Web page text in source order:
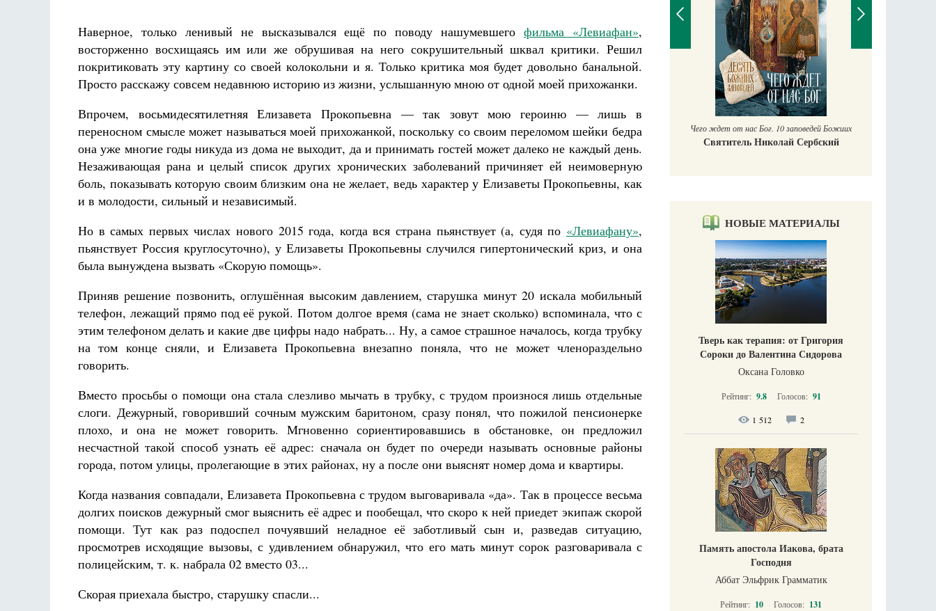
Наверное, только ленивый не высказывался ещё по поводу нашумевшегофильма «Левиафан»,
восторженно восхищаясь им или же обрушивая на него сокрушительный шквал критики. Решил
покритиковать эту картину со своей колокольни и я. Только критика моя будет довольно банальной.
Просто расскажу совсем недавнюю историю из жизни, услышанную мною от одной моей прихожанки.
Впрочем, восьмидесятилетняя Елизавета Прокопьевна — так зовут мою героиню — лишь в
переносном смысле может называться моей прихожанкой, поскольку со своим переломом шейки бедра
она уже многие годы никуда из дома не выходит, да и принимать гостей может далеко не каждый день.
Незаживающая рана и целый список других хронических заболеваний причиняет ей неимоверную
боль, показывать которую своим близким она не желает, ведь характер у Елизаветы Прокопьевны, как
и в молодости, сильный и независимый.
Но в самых первых числах нового 2015 года, когда вся страна пьянствует (а, судя по «Левиафану»,
пьянствует Россия круглосуточно), у Елизаветы Прокопьевны случился гипертонический криз, и она
была вынуждена вызвать «Скорую помощь».
Приняв решение позвонить, оглушённая высоким давлением, старушка минут 20 искала мобильный
телефон, лежащий прямо под её рукой. Потом долгое время (сама не знает сколько) вспоминала, что с
этим телефоном делать и какие две цифры надо набрать... Ну, а самое страшное началось, когда трубку
на том конце сняли, и Елизавета Прокопьевна внезапно поняла, что не может членораздельно
говорить.
Вместо просьбы о помощи она стала слезливо мычать в трубку, с трудом произнося лишь отдельные
слоги. Дежурный, говоривший сочным мужским баритоном, сразу понял, что пожилой пенсионерке
плохо, и она не может говорить. Мгновенно сориентировавшись в обстановке, он предложил
несчастной такой способ узнать её адрес: сначала он будет по очереди называть основные районы
города, потом улицы, пролегающие в этих районах, ну а после они выяснят номер дома и квартиры.
Когда названия совпадали, Елизавета Прокопьевна с трудом выговаривала «да». Так в процессе весьма
долгих поисков дежурный смог выяснить её адрес и пообещал, что скоро к ней приедет экипаж скорой
помощи. Тут как раз подоспел почуявший неладное её заботливый сын и, разведав ситуацию,
просмотрев исходящие вызовы, с удивлением обнаружил, что его мать минут сорок разговаривала с
полицейским, т. к. набрала 02 вместо 03...
Скорая приехала быстро, старушку спасли...
Разлуки не будет
Фредерика де Грааф Как найти своё место в жизни
Кирилл Мурышев
Роман Котов Чего ждет от нас Бог. 10 заповедей Божиих
Святитель Николай Сербский
НОВЫЕ МАТЕРИАЛЫ
Тверь как терапия: от Григория
Сороки до Валентина Сидорова
Оксана Головко
Рейтинг: 9.8 Голосов: 91
1 512 2
Память апостола Иакова, брата
Господня
Аббат Эльфрик Грамматик
Рейтинг: 10 Голосов: 131